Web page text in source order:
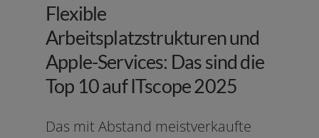
Flexible
Arbeitsplatzstrukturen und
Apple-Services: Das sind die
Top 10 auf ITscope 2025
Das mit Abstand meist­ver­kauf­te